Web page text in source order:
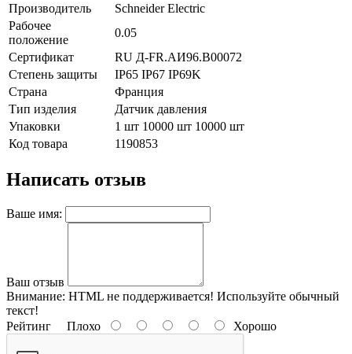
Производитель
Schneider Electric
Рабочее
положение
0.05
Сертификат
RU Д-FR.АИ96.B00072
Степень защиты
IP65 IP67 IP69K
Страна
Франция
Тип изделия
Датчик давления
Упаковки
1 шт 10000 шт 10000 шт
Код товара
1190853
Написать отзыв
Ваше имя:
Ваш отзыв
Внимание: HTML не поддерживается! Используйте обычный
текст!
Рейтинг Плохо Хорошо